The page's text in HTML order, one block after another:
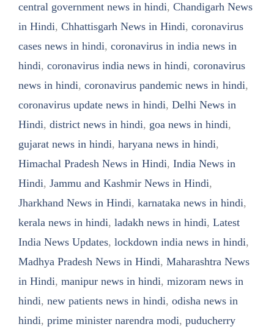
central government news in hindi, Chandigarh News
in Hindi, Chhattisgarh News in Hindi, coronavirus
cases news in hindi, coronavirus in india news in
hindi, coronavirus india news in hindi, coronavirus
news in hindi, coronavirus pandemic news in hindi,
coronavirus update news in hindi, Delhi News in
Hindi, district news in hindi, goa news in hindi,
gujarat news in hindi, haryana news in hindi,
Himachal Pradesh News in Hindi, India News in
Hindi, Jammu and Kashmir News in Hindi,
Jharkhand News in Hindi, karnataka news in hindi,
kerala news in hindi, ladakh news in hindi, Latest
India News Updates, lockdown india news in hindi,
Madhya Pradesh News in Hindi, Maharashtra News
in Hindi, manipur news in hindi, mizoram news in
hindi, new patients news in hindi, odisha news in
hindi, prime minister narendra modi, puducherry